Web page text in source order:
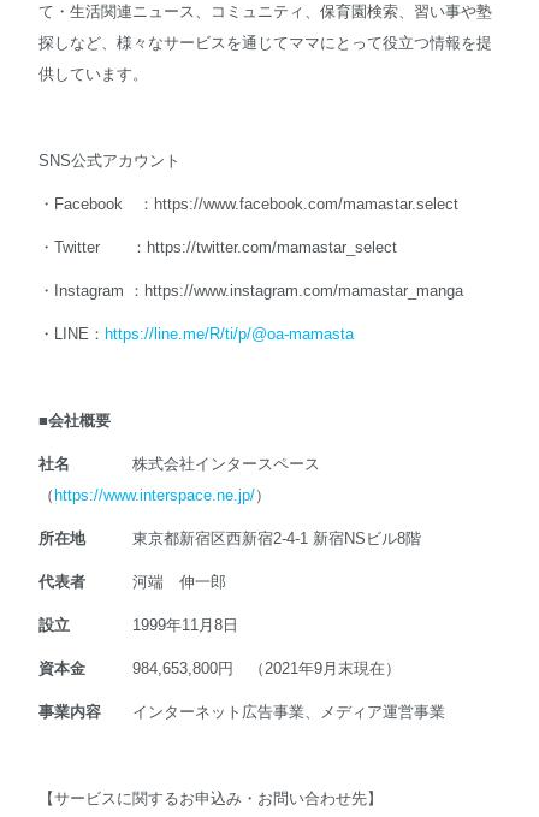
て・生活関連ニュース、コミュニティ、保育園検索、習い事や塾
探しなど、様々なサービスを通じてママにとって役立つ情報を提
供しています。
SNS公式アカウント
・Facebook ：https://www.facebook.com/mamastar.select
・Twitter ：https://twitter.com/mamastar_select
・Instagram ：https://www.instagram.com/mamastar_manga
・LINE： https://line.me/R/ti/p/@oa-mamasta
■会社概要
社名 株式会社インタースペース
（ https://www.interspace.ne.jp/）
所在地東京都新宿区西新宿2-4-1 新宿NSビル8階
代表者河端 伸一郎
設立 1999年11月8日
資本金 984,653,800円 （2021年9月末現在）
事業内容 インターネット広告事業、メディア運営事業
【サービスに関するお申込み・お問い合わせ先】